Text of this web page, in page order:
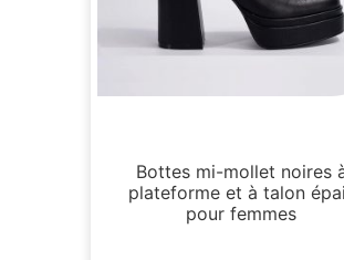
Bottes mi-mollet noires
plateforme et à talon
pour femmes